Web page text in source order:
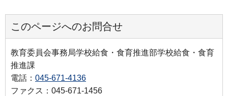
このページへのお問合せ
教育委員会事務局学校給食・食育推進部学校給食・食育
推進課
電話： 045-671-4136
ファクス：045-671-1456